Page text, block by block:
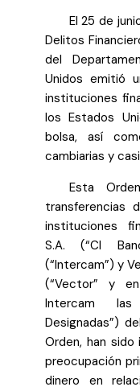
El 25 de
Delitos
del
Unidos emitió
instituciones
los Estados
bolsa, así
cambiarias y
Esta
transferencias
instituciones
S.A. (“CI
(“Intercam”) y
(“Vector” y
Intercam las
Designadas”)
Orden, han
preocupación
dinero en